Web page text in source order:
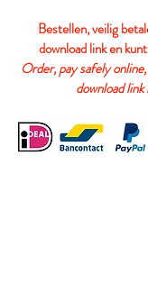
Bestellen, veilig
download link en
Order, pay safely
download